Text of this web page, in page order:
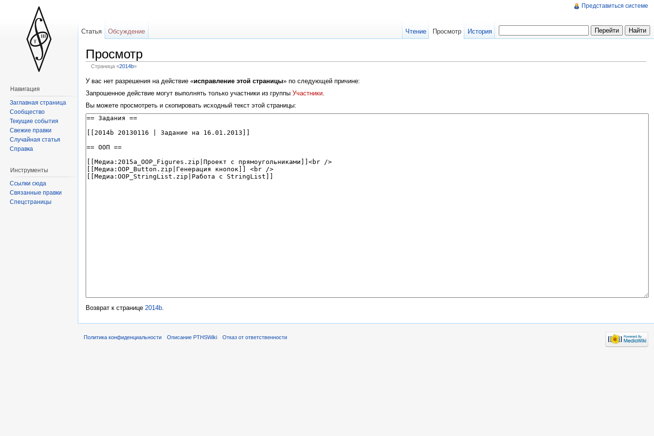
Просмотр
Страница «2014b»
У вас нет разрешения на действие «исправление этой страницы» по следующей причине:
Запрошенное действие могут выполнять только участники из группы Участники
Вы можете просмотреть и скопировать исходный текст этой страницы:
Возврат к странице 2014b
Представиться системе
Статья Обсуждение Чтение Просмотр История
Навигация
Заглавная страница
Сообщество
Текущие события
Свежие правки
Случайная статья
Справка
Инструменты
Ссылки сюда
Связанные правки
Спецстраницы
Политика конфиденциальности Описание PTHSWiki Отказ от ответственности